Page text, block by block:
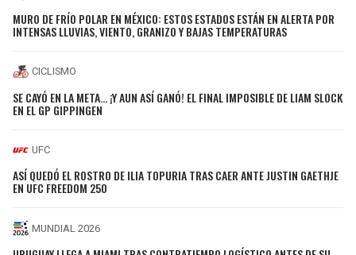
MURO DE FRÍO POLAR EN MÉXICO: ESTOS ESTADOS ESTÁN EN ALERTA POR
INTENSAS LLUVIAS, VIENTO, GRANIZO Y BAJAS TEMPERATURAS
CICLISMO
SE CAYÓ EN LA META… ¡Y AUN ASÍ GANÓ! EL FINAL IMPOSIBLE DE LIAM SLOCK
EN EL GP GIPPINGEN
UFC
ASÍ QUEDÓ EL ROSTRO DE ILIA TOPURIA TRAS CAER ANTE JUSTIN GAETHJE
EN UFC FREEDOM 250
MUNDIAL 2026